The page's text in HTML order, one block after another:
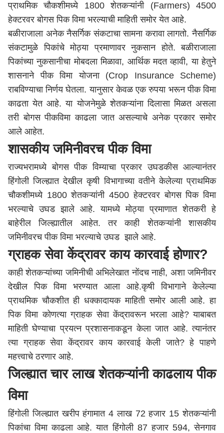
प्राथमिक चौकशीमध्ये 1800 शेतकऱ्यांनी (Farmers) 4500
हेक्टरवर बोगस पिक विमा भरल्याची माहिती समोर येत आहे.
बळीराजाला अनेक नैसर्गिक संकटाचा सामना करावा लागतो. नैसर्गिक
संकटामुळे पिकांचे मोठ्या प्रमाणावर नुकसान होते. बळीराजाला
पिकांच्या नुकसानीचा मोबदला मिळावा, आर्थिक मदत व्हावी, या हेतुने
शासनाने पीक विमा योजना (Crop Insurance Scheme)
राबविण्याचा निर्णय घेतला. यानुसार केवळ एक रुपया भरून पीक विमा
काढता येत आहे. या योजनेमुळे शेतकऱ्यांना दिलासा मिळत असला
तरी बोगस पीकविमा काढला जात असल्याचे अनेक प्रकार समोर
आले आहेत.
शासकीय जमिनीवरच पीक विमा
राज्यभरामध्ये बोगस पीक विम्याचा प्रकार उघडकीस आल्यानंतर
हिंगोली जिल्ह्यात देखील कृषी विभागाच्या वतीने केलेल्या प्राथमिक
चौकशीमध्ये 1800 शेतकऱ्यांनी 4500 हेक्टरवर बोगस पिक विमा
भरल्याचे उघड झाले आहे. यामध्ये मोठ्या प्रमाणात शेतकरी हे
बाहेरील जिल्ह्यातील आहेत. तर काही शेतकऱ्यांनी शासकीय
जमिनीवरच पीक विमा भरल्याचे उघड झाले आहे.
ग्राहक सेवा केंद्रावर काय कारवाई होणार?
काही शेतकऱ्यांच्या जमिनीची अभिलेखात नोंदच नाही, अशा जमिनीवर
देखील पिक विमा भरण्यात आला आहे.कृषी विभागाने केलेल्या
प्राथमिक चौकशीत ही धक्कादायक माहिती समोर आली आहे. हा
पिक विमा कोणत्या ग्राहक सेवा केंद्रावरून भरला आहे? याबाबत
माहिती घेण्याचा प्रयत्न प्रशासनाकडून केला जात आहे. त्यानंतर
त्या ग्राहक सेवा केंद्रावर काय कारवाई केली जाते? हे पाहणे
महत्त्वाचे ठरणार आहे.
जिल्ह्यात चार लाख शेतकऱ्यांनी काढलाय पीक
विमा
हिंगोली जिल्ह्यात खरीप हंगामात 4 लाख 72 हजार 15 शेतकऱ्यांनी
पिकांचा विमा काढला आहे. यात हिंगोली 87 हजार 594, सेनगाव